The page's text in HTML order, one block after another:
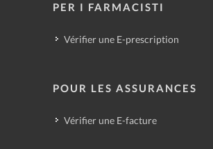
PER I FARMACISTI
Vérifier une E-prescription
POUR LES ASSURANCES
Vérifier une E-facture